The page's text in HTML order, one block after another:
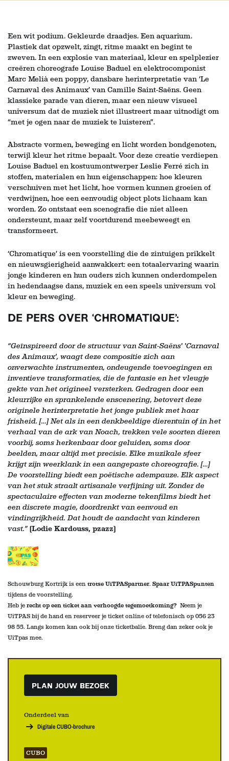
Een wit podium. Gekleurde draadjes. Een aquarium.
Plastiek dat opzwelt, zingt, ritme maakt en begint te
zweven. In een explosie van materiaal, kleur en spelplezier
creëren choreografe Louise Baduel en elektrocomponist
Marc Melià een poppy, dansbare herinterpretatie van ‘Le
Carnaval des Animaux’ van Camille Saint‑Saëns. Geen
klassieke parade van dieren, maar een nieuw visueel
universum dat de muziek niet illustreert maar uitnodigt om
“met je ogen naar de muziek te luisteren”.
Abstracte vormen, beweging en licht worden bondgenoten,
terwijl kleur het ritme bepaalt. Voor deze creatie verdiepen
Louise Baduel en kostuumontwerper Leslie Ferré zich in
stoffen, materialen en hun eigenschappen: hoe kleuren
verschuiven met het licht, hoe vormen kunnen groeien of
verdwijnen, hoe een eenvoudig object plots lichaam kan
worden. Zo ontstaat een scenografie die niet alleen
ondersteunt, maar zelf voortdurend meebeweegt en
transformeert.
‘Chromatique’ is een voorstelling die de zintuigen prikkelt
en nieuwsgierigheid aanwakkert: een totaalervaring waarin
jonge kinderen en hun ouders zich kunnen onderdompelen
in hedendaagse dans, muziek en een speels universum vol
kleur en beweging.
DE PERS OVER ‘CHROMATIQUE’:
“Geïnspireerd door de structuur van Saint-Saëns' 'Carnaval
des Animaux', waagt deze compositie zich aan
onverwachte instrumenten, ondeugende toevoegingen en
inventieve transformaties, die de fantasie en het vleugje
gekte van het origineel versterken. Gedragen door een
kleurrijke en sprankelende enscenering, betovert deze
originele herinterpretatie het jonge publiek met haar
frisheid. […] Net als in een denkbeeldige dierentuin of in het
verhaal van de ark van Noach, trekken vele soorten dieren
voorbij, soms herkenbaar door geluiden, soms door
beelden, maar altijd met precisie. Elke muzikale sfeer
krijgt zijn weerklank in een aangepaste choreografie. […]
De voorstelling biedt een poëtische adempauze. Elk aspect
van het stuk straalt artisanale verfijning uit. Zonder de
spectaculaire effecten van moderne tekenfilms biedt het
een discrete magie, doordrenkt van eenvoud en
vindingrijkheid. Dat houdt de aandacht van kinderen
vast.” (Lodie Kardouss, pzazz)
Schouwburg Kortrijk is een trotse UiTPASpartner. Spaar UiTPASpunten
tijdens de voorstelling.
Heb je recht op een ticket aan verhoogde tegemoetkoming? Neem je
UiTPAS bij de hand en reserveer je ticket online of telefonisch op 056 23
98 55. Langs komen kan ook bij onze ticketbalie. Breng dan zeker ook je
UiTpas mee.
PLAN JOUW BEZOEK
Onderdeel van
Digitale CUBO-brochure
CUBO
Inzoomen